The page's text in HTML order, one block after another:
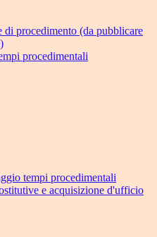
di procedimento (da pubblicare
procedimentali
tempi procedimentali
e acquisizione d'ufficio